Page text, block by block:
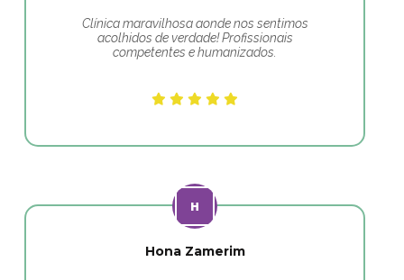
Clínica maravilhosa aonde nos sentimos
acolhidos de verdade! Profissionais
competentes e humanizados.
Hona Zamerim